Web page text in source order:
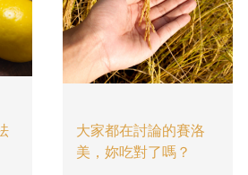
大家都在討論的賽洛
美，妳吃對了嗎？